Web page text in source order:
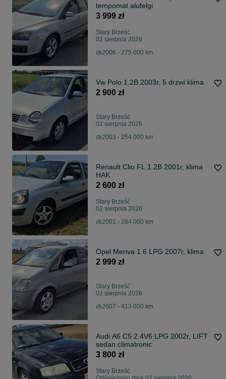
tempomat alufelgi
3 999 zł
Stary Brześć
02 sierpnia 2026
2006 - 275 000 km
Vw Polo 1.2B 2003r, 5 drzwi klima
2 900 zł
Stary Brześć
02 sierpnia 2026
2003 - 254 000 km
Renault Clio FL 1.2B 2001r, klima
HAK
2 600 zł
Stary Brześć
02 sierpnia 2026
2001 - 284 000 km
Opel Meriva 1.6 LPG 2007r, klima
2 999 zł
Stary Brześć
02 sierpnia 2026
2007 - 413 000 km
Audi A6 C5 2.4V6 LPG 2002r, LIFT
sedan climatronic
3 800 zł
Stary Brześć